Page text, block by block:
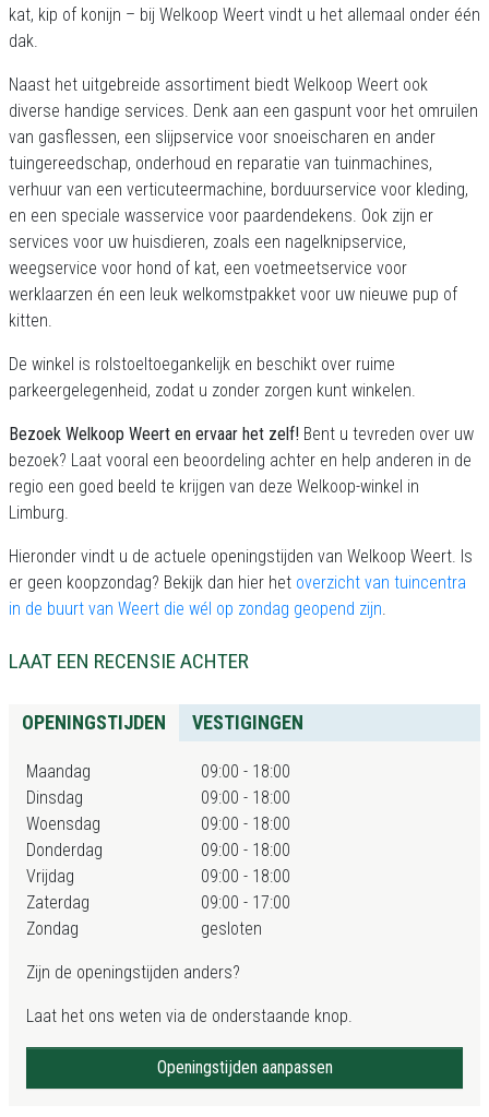
kat, kip of konijn – bij Welkoop Weert vindt u het allemaal onder één
dak.
Naast het uitgebreide assortiment biedt Welkoop Weert ook
diverse handige services. Denk aan een gaspunt voor het omruilen
van gasflessen, een slijpservice voor snoeischaren en ander
tuingereedschap, onderhoud en reparatie van tuinmachines,
verhuur van een verticuteermachine, borduurservice voor kleding,
en een speciale wasservice voor paardendekens. Ook zijn er
services voor uw huisdieren, zoals een nagelknipservice,
weegservice voor hond of kat, een voetmeetservice voor
werklaarzen én een leuk welkomstpakket voor uw nieuwe pup of
kitten.
De winkel is rolstoeltoegankelijk en beschikt over ruime
parkeergelegenheid, zodat u zonder zorgen kunt winkelen.
Bezoek Welkoop Weert en ervaar het zelf! Bent u tevreden over uw
bezoek? Laat vooral een beoordeling achter en help anderen in de
regio een goed beeld te krijgen van deze Welkoop-winkel in
Limburg.
Hieronder vindt u de actuele openingstijden van Welkoop Weert. Is
er geen koopzondag? Bekijk dan hier het overzicht van tuincentra
in de buurt van Weert die wél op zondag geopend zijn.
LAAT EEN RECENSIE ACHTER
OPENINGSTIJDEN VESTIGINGEN
Maandag
09:00 - 18:00
Dinsdag
09:00 - 18:00
Woensdag
09:00 - 18:00
Donderdag
09:00 - 18:00
Vrijdag
09:00 - 18:00
Zaterdag
09:00 - 17:00
Zondag
gesloten
Zijn de openingstijden anders?
Laat het ons weten via de onderstaande knop.
Openingstijden aanpassen